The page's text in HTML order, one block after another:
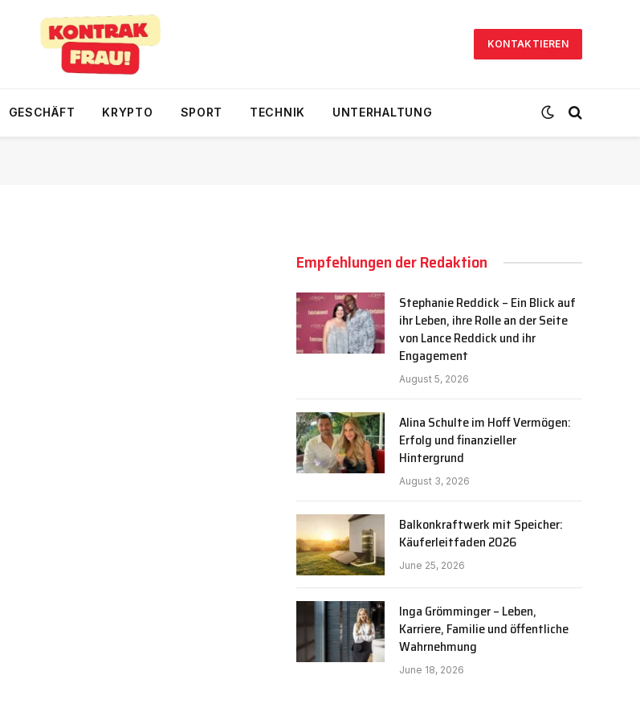
KONTAKTIEREN
GESCHÄFT KRYPTO SPORT TECHNIK UNTERHALTUNG
Empfehlungen der Redaktion
Stephanie Reddick – Ein Blick auf
ihr Leben, ihre Rolle an der Seite
von Lance Reddick und ihr
Engagement
August 5, 2026
Alina Schulte im Hoff Vermögen:
Erfolg und finanzieller
Hintergrund
August 3, 2026
Balkonkraftwerk mit Speicher:
Käuferleitfaden 2026
June 25, 2026
Inga Grömminger – Leben,
Karriere, Familie und öffentliche
Wahrnehmung
June 18, 2026